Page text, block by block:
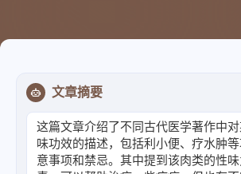
文章摘要
这篇文章介绍了不同古代医学著作中
味功效的描述，包括利小便、疗水肿
意事项和禁忌。其中提到该肉类的性